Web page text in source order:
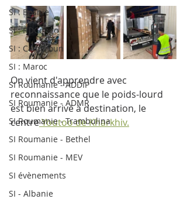
SI : Bosnie
SI : RDCongo
SI : Cameroun
SI : Maroc
SI Roumanie - ADDIP
SI Roumanie - ADMR
SI Roumanie - Trambulina
SI Roumanie - Bethel
SI Roumanie - MEV
SI évènements
SI - Albanie
On vient d'apprendre avec
reconnaissance que le poids-lourd
est bien arrivé à destination, le
centre Youtoo de Kharkhiv.